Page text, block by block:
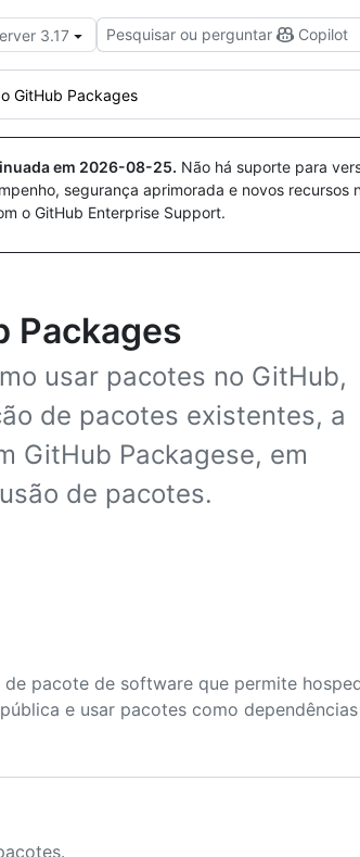
3.17 Pesquisar ou perguntar Copilot
GitHub Packages
em 2026-08-25. Não há suporte para
segurança aprimorada e novos recursos
o GitHub Enterprise Support.
Packages
usar pacotes no GitHub,
de pacotes existentes, a
GitHub Packagese, em
de pacotes.
pacote de software que permite
e usar pacotes como